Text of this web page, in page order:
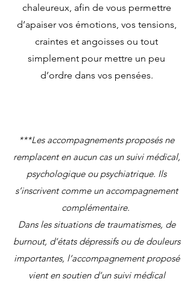
chaleureux, afin de vous permettre
d’apaiser vos émotions, vos tensions,
craintes et angoisses ou tout
simplement pour mettre un peu
d’ordre dans vos pensées.
***Les accompagnements proposés ne
remplacent en aucun cas un suivi médical,
psychologique ou psychiatrique. Ils
s’inscrivent comme un accompagnement
complémentaire.
Dans les situations de traumatismes, de
burnout, d’états dépressifs ou de douleurs
importantes, l’accompagnement proposé
vient en soutien d’un suivi médical